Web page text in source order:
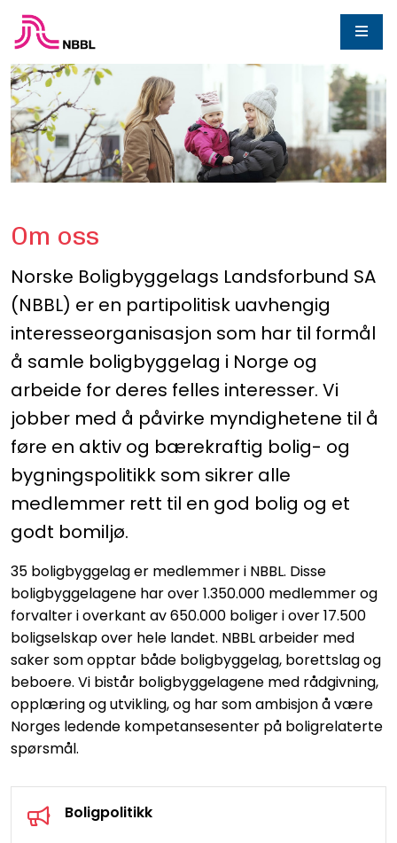
Om oss
Norske Boligbyggelags Landsforbund SA
(NBBL) er en partipolitisk uavhengig
interesseorganisasjon som har til formål
å samle boligbyggelag i Norge og
arbeide for deres felles interesser. Vi
jobber med å påvirke myndighetene til å
føre en aktiv og bærekraftig bolig- og
bygningspolitikk som sikrer alle
medlemmer rett til en god bolig og et
godt bomiljø.
35 boligbyggelag er medlemmer i NBBL. Disse
boligbyggelagene har over 1.350.000 medlemmer og
forvalter i overkant av 650.000 boliger i over 17.500
boligselskap over hele landet. NBBL arbeider med
saker som opptar både boligbyggelag, borettslag og
beboere. Vi bistår boligbyggelagene med rådgivning,
opplæring og utvikling, og har som ambisjon å være
Norges ledende kompetansesenter på boligrelaterte
spørsmål.
Boligpolitikk